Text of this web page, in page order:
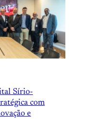
Sírio-
com
e